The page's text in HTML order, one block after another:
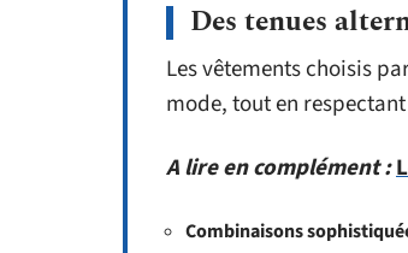
Des tenues
Les vêtements choisis
mode, tout en
A lire en complément :
Combinaisons